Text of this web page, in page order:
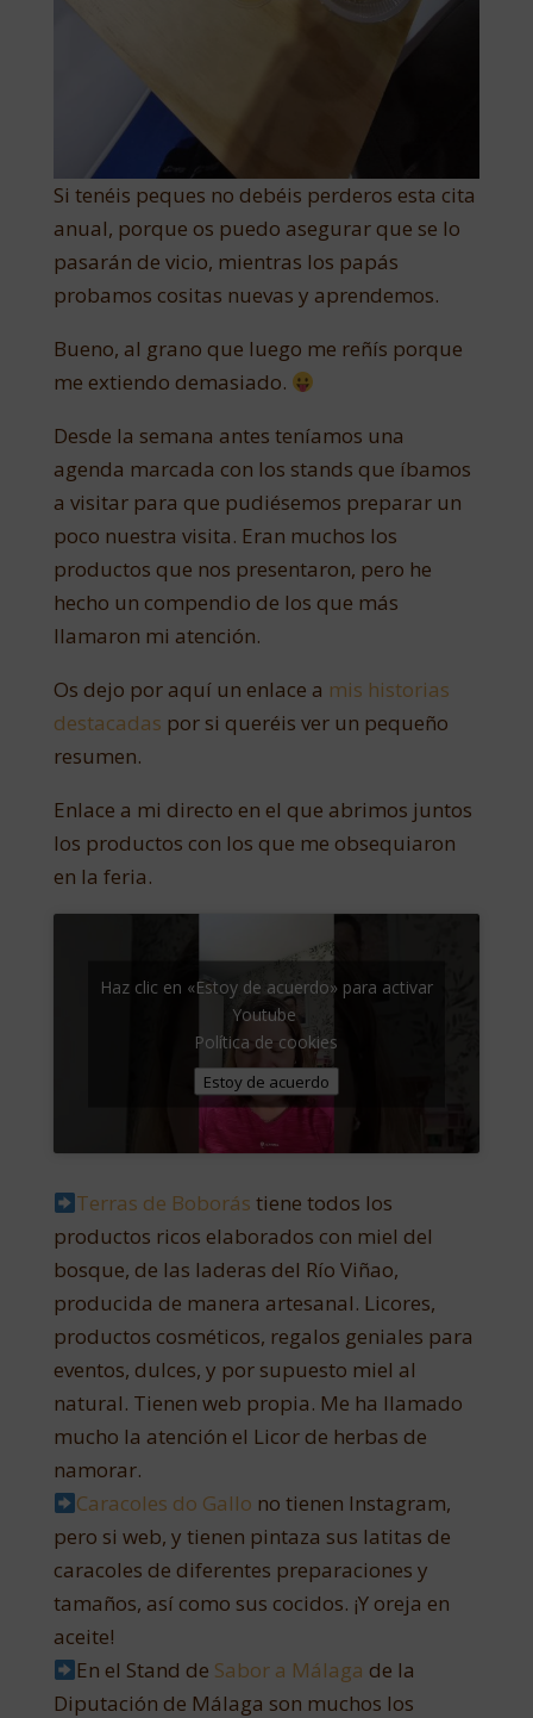
Si tenéis peques no debéis perderos esta cita
anual, porque os puedo asegurar que se lo
pasarán de vicio, mientras los papás
probamos cositas nuevas y aprendemos.
Bueno, al grano que luego me reñís porque
me extiendo demasiado.
Desde la semana antes teníamos una
agenda marcada con los stands que íbamos
a visitar para que pudiésemos preparar un
poco nuestra visita. Eran muchos los
productos que nos presentaron, pero he
hecho un compendio de los que más
llamaron mi atención.
Os dejo por aquí un enlace a mis historias
destacadas por si queréis ver un pequeño
resumen.
Enlace a mi directo en el que abrimos juntos
los productos con los que me obsequiaron
en la feria.
Haz clic en «Estoy de acuerdo» para activar
Youtube
Política de cookies
Estoy de acuerdo
Terras de Boborás tiene todos los
productos ricos elaborados con miel del
bosque, de las laderas del Río Viñao,
producida de manera artesanal. Licores,
productos cosméticos, regalos geniales para
eventos, dulces, y por supuesto miel al
natural. Tienen web propia. Me ha llamado
mucho la atención el Licor de herbas de
namorar.
Caracoles do Gallo no tienen Instagram,
pero si web, y tienen pintaza sus latitas de
caracoles de diferentes preparaciones y
tamaños, así como sus cocidos. ¡Y oreja en
aceite!
En el Stand de Sabor a Málaga de la
Diputación de Málaga son muchos los